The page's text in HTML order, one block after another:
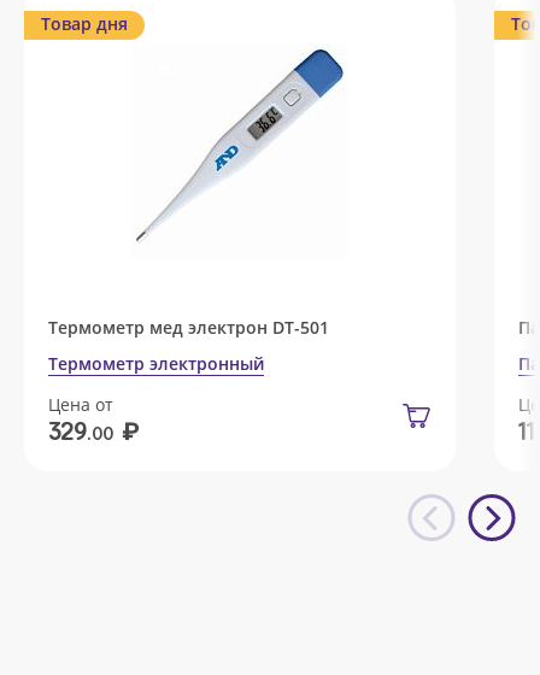
Товар дня
Термометр мед электрон DT-501
Термометр электронный
Цена от
329.00 ₽ 11